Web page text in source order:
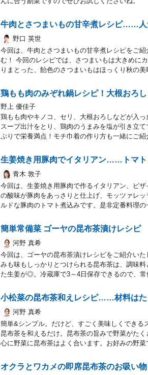
牛肉とさつまいもの甘辛煮レシピ……人
野口 英世
今回は、牛肉とさつまいもの甘辛煮レシピをご
む！ 今回のレシピでは、さつまいもは大きめに
りまとった、飴色のさつまいもはほっくり秋の
鶏もも肉のみぞれ鍋レシピ！大根おろ
野上 優佳子
鶏もも肉やキノコ、セリ、大根おろしなどが入
スープ出汁をとり、鶏肉のうまみを塩が引き立
ぷりで栄養満点！モチ巾着の作り方も一緒にご紹
生姜焼き用豚肉でイタリアン……トマト
青木 敦子
今回は、生姜焼き用豚肉で作るイタリアン、ピ
の酸味が豚肉をあっさりと仕上げ、モッツァレ
ルドな豚肉のトマト煮込みです。是非定番料理の
簡単常備菜 ゴーヤの昆布茶漬けレシピ
河野 真希
今回は、ゴーヤの昆布茶漬けレシピをご紹介い
みも味もしっかりとつけられる昆布茶は、調味
た生姜が◎。冷蔵庫で3～4日保存できるので、常
小松菜の昆布茶和えレシピ……材料はた
河野 真希
簡単&シンプル。だけど、すごく美味しくでき
昆布茶を和えるだけ。昆布茶の旨みで野菜がた
心に野菜に昆布茶はよく合います。お好みの野菜
オクラとワカメの即席昆布茶のお吸い